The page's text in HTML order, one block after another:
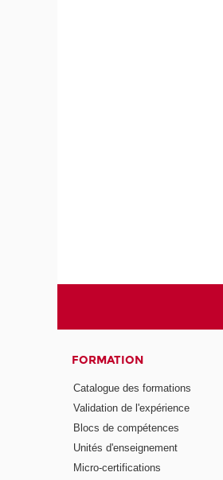
FORMATION
Catalogue des formations
Validation de l'expérience
Blocs de compétences
Unités d'enseignement
Micro-certifications